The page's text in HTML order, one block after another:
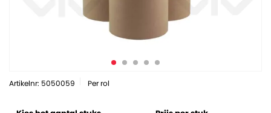
Artikelnr: 5050059 Per rol